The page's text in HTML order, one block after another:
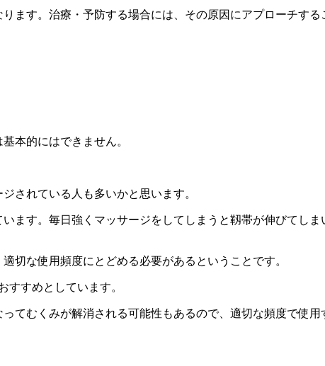
ます。治療・予防する場合には、その原因にアプローチする
本的にはできません。
されている人も多いかと思います。
ます。毎日強くマッサージをしてしまうと靱帯が伸びてし
切な使用頻度にとどめる必要があるということです。
すすめとしています。
てむくみが解消される可能性もあるので、適切な頻度で使用